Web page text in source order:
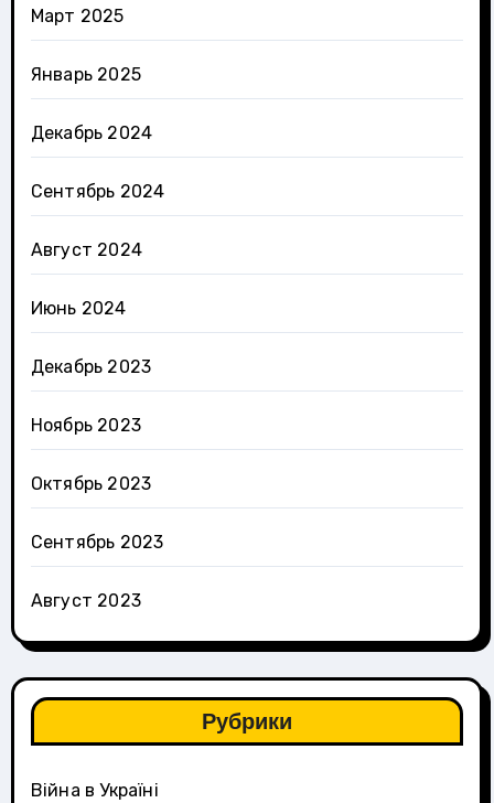
Март 2025
Январь 2025
Декабрь 2024
Сентябрь 2024
Август 2024
Июнь 2024
Декабрь 2023
Ноябрь 2023
Октябрь 2023
Сентябрь 2023
Август 2023
Рубрики
Війна в Україні